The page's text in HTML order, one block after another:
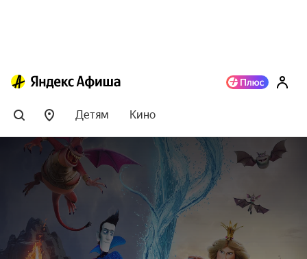
Детям Кино